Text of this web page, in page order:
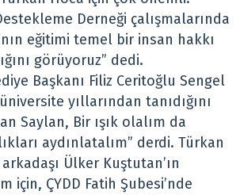
Derneği çalışmalarında
eğitimi temel bir insan hakkı
görüyoruz” dedi.
Başkanı Filiz Ceritoğlu Sengel
yıllarından tanıdığını
Saylan, Bir ışık olalım da
aydınlatalım” derdi. Türkan
arkadaşı Ülker Kuştutan’ın
için, ÇYDD Fatih Şubesi’nde